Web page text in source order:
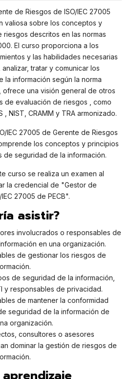
de Riesgos de ISO/IEC 27005
valiosa sobre los conceptos y
descritos en las normas
El curso proporciona a los
y las habilidades necesarias
tratar y comunicar los
la información según la norma
ofrece una visión general de otros
de evaluación de riesgos , como
, NIST, CRAMM y TRA armonizado.
IEC 27005 de Gerente de Riesgos
los conceptos y principios
de seguridad de la información.
curso se realiza un examen al
la credencial de "Gestor de
27005 de PECB".
asistir?
involucrados o responsables de
en una organización.
de gestionar los riesgos de
de seguridad de la información,
y responsables de privacidad.
de mantener la conformidad
seguridad de la información de
organización.
consultores o asesores
dominar la gestión de riesgos de